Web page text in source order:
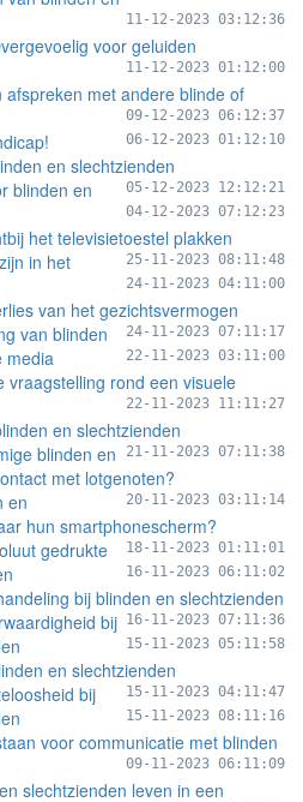
11-12-2023 03:12:36
voor geluiden
11-12-2023 01:12:00
afspreken met andere blinde of
09-12-2023 06:12:37
06-12-2023 01:12:10
en slechtzienden
05-12-2023 12:12:21
blinden en
04-12-2023 07:12:23
het televisietoestel plakken
25-11-2023 08:11:48
in het
24-11-2023 04:11:00
van het gezichtsvermogen
24-11-2023 07:11:17
van blinden
media
22-11-2023 03:11:00
vraagstelling rond een visuele
22-11-2023 11:11:27
en slechtzienden
21-11-2023 07:11:38
blinden en
met lotgenoten?
20-11-2023 03:11:14
en
hun smartphonescherm?
18-11-2023 01:11:01
gedrukte
16-11-2023 06:11:02
bij blinden en slechtzienden
16-11-2023 07:11:36
bij
15-11-2023 05:11:58
en slechtzienden
15-11-2023 04:11:47
bij
15-11-2023 08:11:16
voor communicatie met blinden
09-11-2023 06:11:09
slechtzienden leven in een